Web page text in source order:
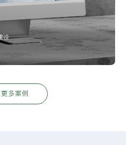
设
更多案例